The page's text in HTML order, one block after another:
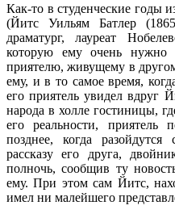
Как-то в студенческие годы
(Йитс Уильям Батлер
драматург, лауреат
которую ему очень нужно
приятелю, живущему в
ему, и в то самое время,
его приятель увидел вдруг
народа в холле гостиницы,
его реальности,
позднее, когда
рассказу его друга,
полночь, сообщив ту
ему. При этом сам Йитс,
имел ни малейшего